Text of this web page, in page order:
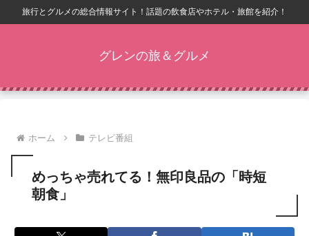
旅行とグルメの総合情報サイト！話題の飲食店やホテル・旅館を紹介！
グレンの旅＆グルメ
ホーム テレビ番組
めっちゃ売れてる！無印良品の「時短
朝食」